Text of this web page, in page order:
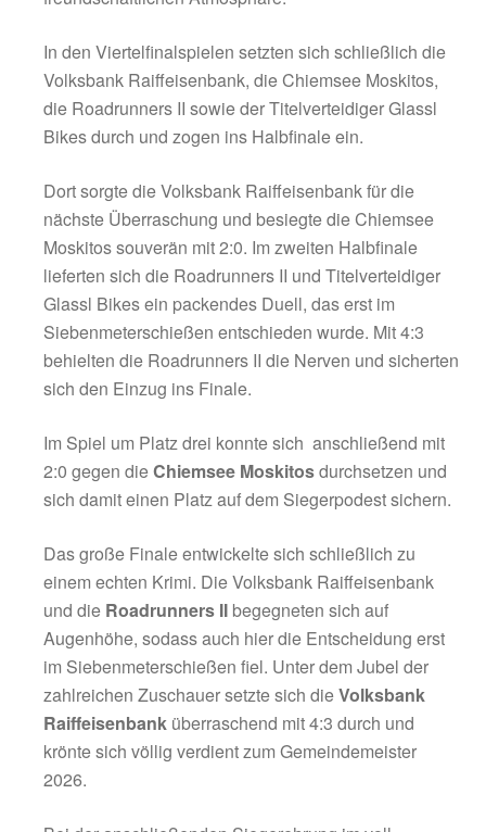
der Schänke, der Weißbierinsel, der
der Schiedsrichterbetreuung – zahlreiche
sorgten dafür, dass die Veranstaltung
des TSV Siegsdorf bedankte sich daher
bei allen Beteiligten für ihren großartigen
Auch sportlich hatte das Turnier einiges zu
vier Vorrundengruppen kämpften die
um den Einzug ins Viertelfinale, während
ausspielten. Sämtliche Begegnungen
verletzungsfrei und in einer ausgesprochen
freundschaftlichen Atmosphäre.
In den Viertelfinalspielen setzten sich
Volksbank Raiffeisenbank, die Chiemsee
die Roadrunners II sowie der
Bikes durch und zogen ins Halbfinale ein.
Dort sorgte die Volksbank Raiffeisenbank
nächste Überraschung und besiegte die